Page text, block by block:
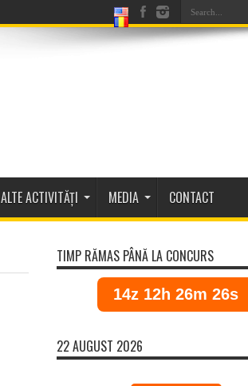
ALTE ACTIVITĂȚI MEDIA CONTACT
TIMP RĂMAS PÂNĂ LA CONCURS
14z 12h 26m 26s
22 AUGUST 2026